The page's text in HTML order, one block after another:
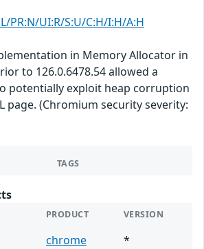
PR:N/UI:R/S:U/C:H/I:H/A:H
in Memory Allocator in
to 126.0.6478.54 allowed a
potentially exploit heap corruption
page. (Chromium security severity:
TAGS
PRODUCT VERSION
chrome
*